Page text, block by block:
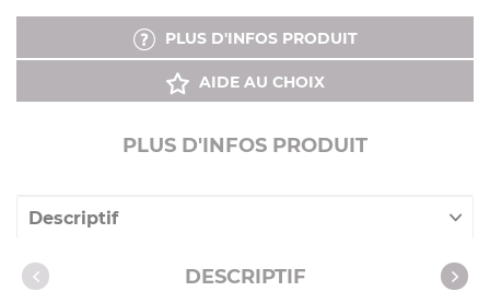
PLUS D'INFOS PRODUIT
AIDE AU CHOIX
PLUS D'INFOS PRODUIT
Descriptif
Caractéristiques DESCRIPTIF